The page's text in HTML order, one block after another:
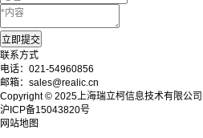
联系方式
电话：021-54960856
邮箱：sales@realic.cn
Copyright © 2025上海瑞立柯信息技术有限公司
沪ICP备15043820号
网站地图